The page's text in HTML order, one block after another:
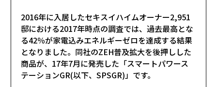
2016年に入居したセキスイハイムオーナー2,951
邸における2017年時点の調査では、過去最高とな
る42％が家電込みエネルギーゼロを達成する結果
となりました。同社のZEH普及拡大を後押しした
商品が、17年7月に発売した「スマートパワース
テーションGR(以下、SPSGR)」です。